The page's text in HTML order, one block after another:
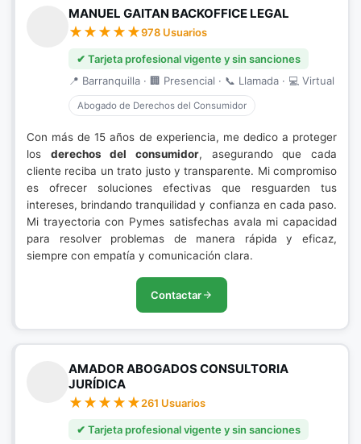
MANUEL GAITAN BACKOFFICE LEGAL
978 Usuarios
✔ Tarjeta profesional vigente y sin sanciones
📍 Barranquilla · 🏢 Presencial · 📞 Llamada · 💻 Virtual
Abogado de Derechos del Consumidor
Con más de 15 años de experiencia, me dedico a proteger
los derechos del consumidor, asegurando que cada
cliente reciba un trato justo y transparente. Mi compromiso
es ofrecer soluciones efectivas que resguarden tus
intereses, brindando tranquilidad y confianza en cada paso.
Mi trayectoria con Pymes satisfechas avala mi capacidad
para resolver problemas de manera rápida y eficaz,
siempre con empatía y comunicación clara.
Contactar
AMADOR ABOGADOS CONSULTORIA
JURÍDICA
261 Usuarios
✔ Tarjeta profesional vigente y sin sanciones